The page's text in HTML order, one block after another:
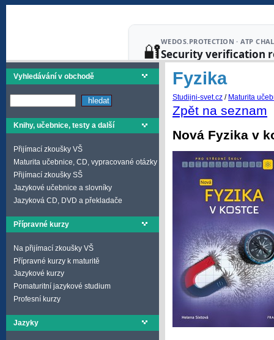
Vyhledávání v obchodě
Knihy, učebnice, testy a další
Přijímací zkoušky VŠ
Maturita učebnice, CD, vypracované otázky
Přijímací zkoušky SŠ
Jazykové učebnice a slovníky
Jazyková CD, DVD a překladače
Přípravné kurzy
Na přijímací zkoušky VŠ
Přípravné kurzy k maturitě
Jazykové kurzy
Pomaturitní jazykové studium
Profesní kurzy
Jazyky
Fyzika
Studijni-svet.cz / Maturita
Zpět na seznam
Nová Fyzika v